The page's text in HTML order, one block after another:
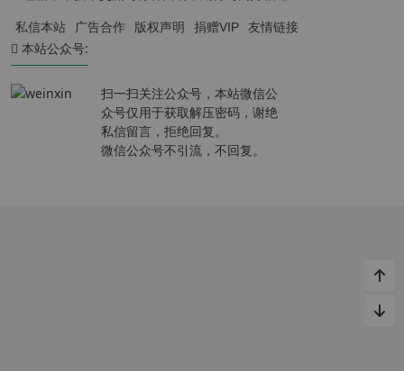
私信本站 广告合作 版权声明 捐赠VIP 友情链接
本站公众号:
扫一扫关注公众号，本站微信公
众号仅用于获取解压密码，谢绝
私信留言，拒绝回复。
微信公众号不引流，不回复。